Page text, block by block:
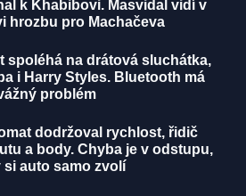
k Khabibovi. Masvidal vidí v
hrozbu pro Machačeva
spoléhá na drátová sluchátka,
i Harry Styles. Bluetooth má
problém
dodržoval rychlost, řidič
a body. Chyba je v odstupu,
si auto samo zvolí